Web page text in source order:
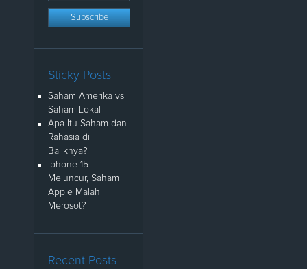
Sticky Posts
Saham Amerika vs
Saham Lokal
Apa Itu Saham dan
Rahasia di
Baliknya?
Iphone 15
Meluncur, Saham
Apple Malah
Merosot?
Recent Posts